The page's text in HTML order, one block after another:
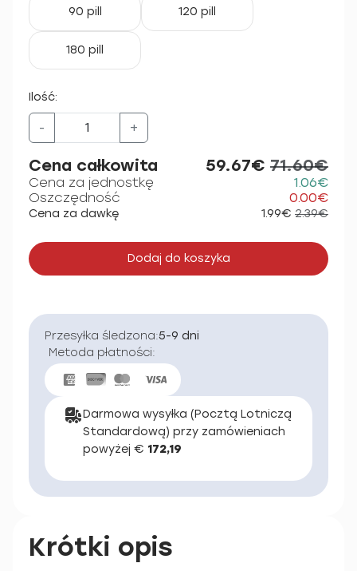
90 pill 120 pill
180 pill
Ilość:
- +
Cena całkowita 59.67€ 71.60€
Cena za jednostkę
1.06€
Oszczędność
0.00€
Cena za dawkę 1.99€ 2.39€
Dodaj do koszyka
Przesyłka śledzona:5-9 dni
Metoda płatności:
Darmowa wysyłka (Pocztą Lotniczą
Standardową) przy zamówieniach
powyżej € 172,19
Krótki opis